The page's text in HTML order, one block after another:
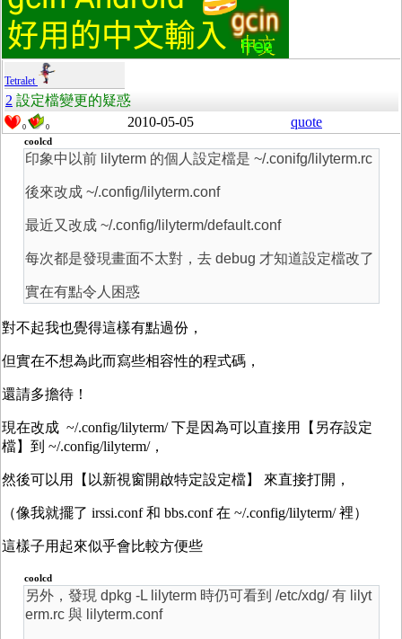
Tetralet
2 設定檔變更的疑惑
0 0 2010-05-05 quote
coolcd
印象中以前 lilyterm 的個人設定檔是 ~/.conifg/lilyterm.rc
後來改成 ~/.config/lilyterm.conf
最近又改成 ~/.config/lilyterm/default.conf
每次都是發現畫面不太對，去 debug 才知道設定檔改了
實在有點令人困惑
對不起我也覺得這樣有點過份，
但實在不想為此而寫些相容性的程式碼，
還請多擔待！
現在改成 ~/.config/lilyterm/ 下是因為可以直接用【另存設定
檔】到 ~/.config/lilyterm/，
然後可以用【以新視窗開啟特定設定檔】 來直接打開，
（像我就擺了 irssi.conf 和 bbs.conf 在 ~/.config/lilyterm/ 裡）
這樣子用起來似乎會比較方便些
coolcd
另外，發現 dpkg -L lilyterm 時仍可看到 /etc/xdg/ 有 lilyt
erm.rc 與 lilyterm.conf